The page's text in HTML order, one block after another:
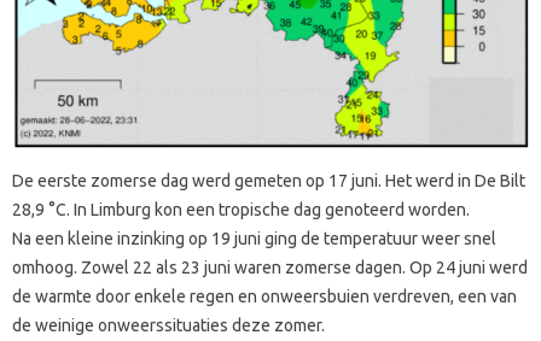
De eerste zomerse dag werd gemeten op 17 juni. Het werd in De Bilt
28,9 °C. In Limburg kon een tropische dag genoteerd worden.
Na een kleine inzinking op 19 juni ging de temperatuur weer snel
omhoog. Zowel 22 als 23 juni waren zomerse dagen. Op 24 juni werd
de warmte door enkele regen en onweersbuien verdreven, een van
de weinige onweerssituaties deze zomer.